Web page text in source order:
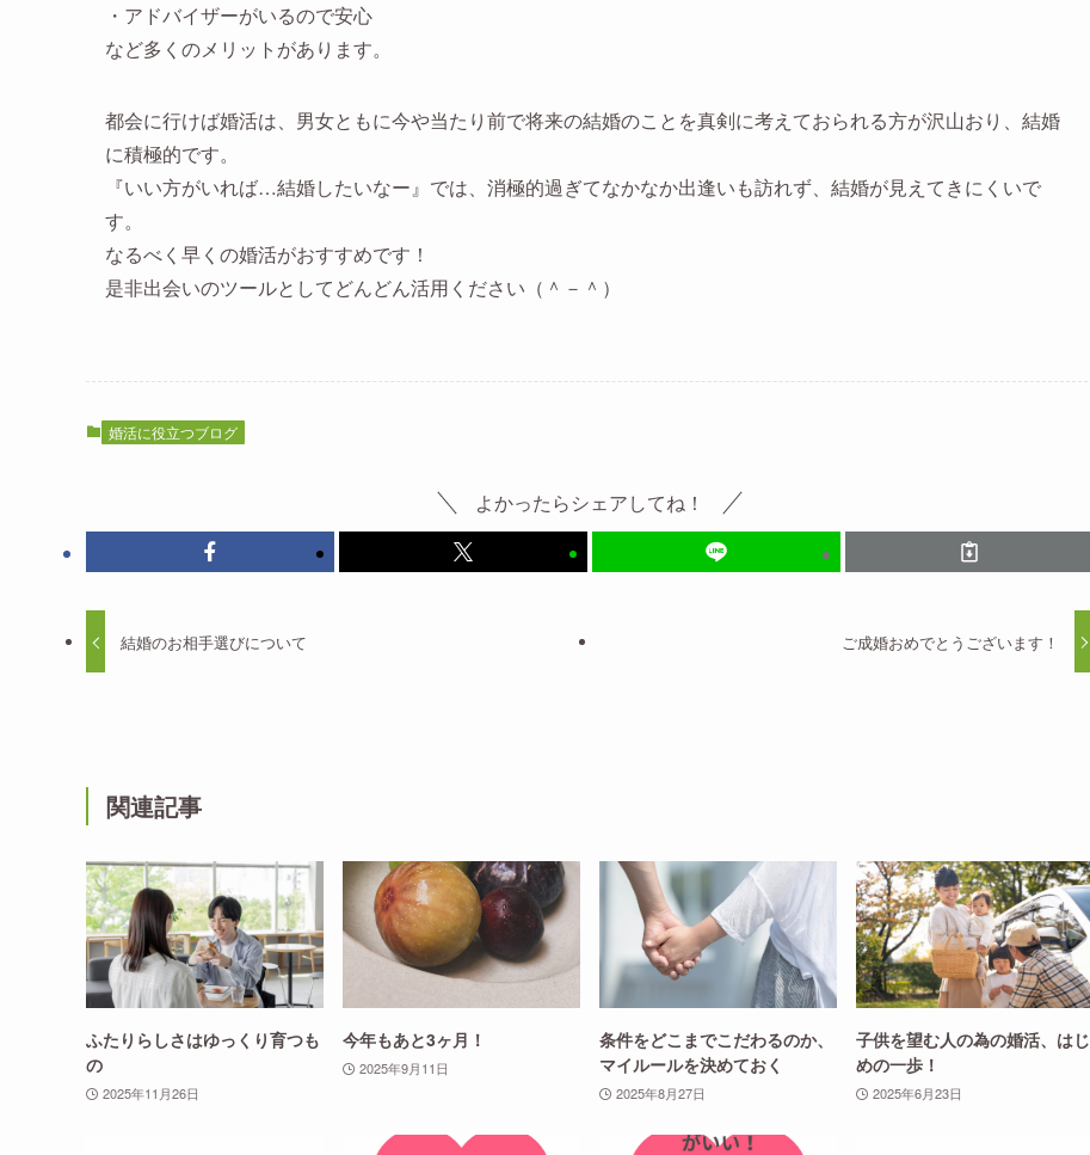
・アドバイザーがいるので安心
など多くのメリットがあります。
都会に行けば婚活は、男女ともに今や当たり前で将来の結婚のことを真剣に考えておられる方が沢山おり、結婚
に積極的です。
『いい方がいれば…結婚したいなー』では、消極的過ぎてなかなか出逢いも訪れず、結婚が見えてきにくいで
す。
なるべく早くの婚活がおすすめです！
是非出会いのツールとしてどんどん活用ください（＾－＾）
婚活に役立つブログ
よかったらシェアしてね！
結婚のお相手選びについて ご成婚おめでとうございます！
関連記事
ふたりらしさはゆっくり育つも
の
2025年11月26日
今年もあと3ヶ月！
2025年9月11日
条件をどこまでこだわるのか、
マイルールを決めておく
2025年8月27日
子供を望む人の為の婚活、はじ
めの一歩！
2025年6月23日